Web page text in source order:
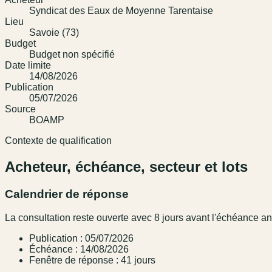
Syndicat des Eaux de Moyenne Tarentaise
Lieu
Savoie (73)
Budget
Budget non spécifié
Date limite
14/08/2026
Publication
05/07/2026
Source
BOAMP
Contexte de qualification
Acheteur, échéance, secteur et lots
Calendrier de réponse
La consultation reste ouverte avec 8 jours avant l'échéance
Publication : 05/07/2026
Échéance : 14/08/2026
Fenêtre de réponse : 41 jours